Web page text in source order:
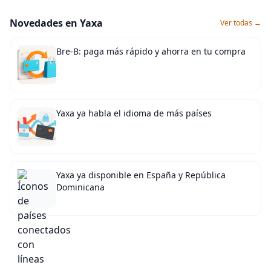
Novedades en Yaxa Ver todas →
Bre-B: paga más rápido y ahorra en tu compra
Yaxa ya habla el idioma de más países
Yaxa ya disponible en España y República
Dominicana